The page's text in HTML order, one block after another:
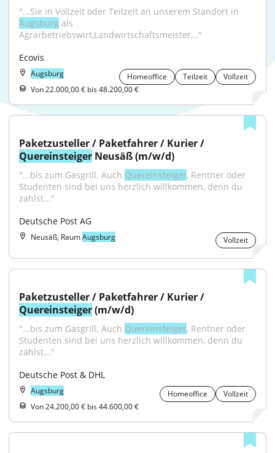
Augsburg als
Agrarbetriebswirt,Landwirtschaftsmeister..."
Ecovis
Augsburg Homeoffice Teilzeit
Vollzeit
Von 22.000,00 € bis 48.200,00 €
Quereinsteiger Neusäß (m/w/d)
"...bis zum Gasgrill. Auch Quereinsteiger, Rentner oder
Studenten sind bei uns herzlich willkommen, denn du
zählst..."
Deutsche Post AG
Neusäß, RaumAugsburg Vollzeit
Quereinsteiger (m/w/d)
"...bis zum Gasgrill. Auch Quereinsteiger, Rentner oder
Studenten sind bei uns herzlich willkommen, denn du
zählst..."
Deutsche Post & DHL
Augsburg Homeoffice
Vollzeit
Von 24.200,00 € bis 44.600,00 €